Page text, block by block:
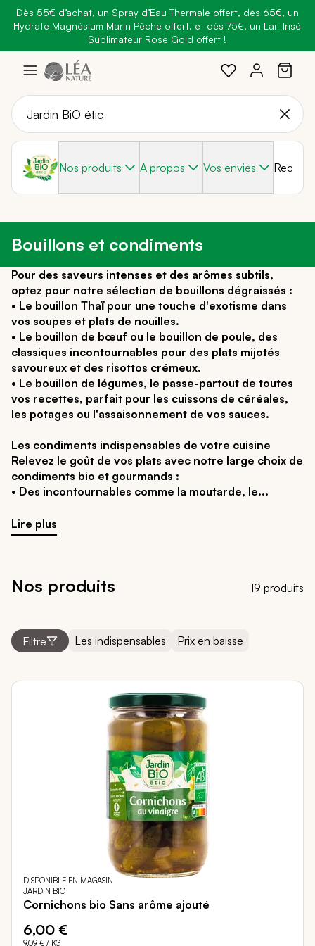
Belle semaine : Profitez de-25% + Livraison offertedès 30€
d'achat avec le codeBELLEBIO
BRADERIE :-40% sur une sélection de produits
Dès 55€ d’achat, un Spray d’Eau Thermale offert, dès 65€, un
Hydrate Magnésium Marin Pêche offert, et dès 75€, un Lait Irisé
Sublimateur Rose Gold offert !
Nos produits A propos Vos envies
Bouillons et condiments
Pour des saveurs intenses et des arômes subtils,
optez pour notre sélection de bouillons dégraissés :
• Le bouillon Thaï pour une touche d'exotisme dans
vos soupes et plats de nouilles.
• Le bouillon de bœuf ou le bouillon de poule, des
classiques incontournables pour des plats mijotés
savoureux et des risottos crémeux.
• Le bouillon de légumes, le passe-partout de toutes
vos recettes, parfait pour les cuissons de céréales,
les potages ou l'assaisonnement de vos sauces.
Les condiments indispensables de votre cuisine
Relevez le goût de vos plats avec notre large choix de
condiments bio et gourmands :
• Des incontournables comme la moutarde, le
Lire plus
19 produits
Nos produits
Filtre Les indispensables Prix en baisse
DISPONIBLE EN MAGASIN
JARDIN BIO
Cornichons bio Sans arôme ajouté
6,00 €
9,09 € / KG